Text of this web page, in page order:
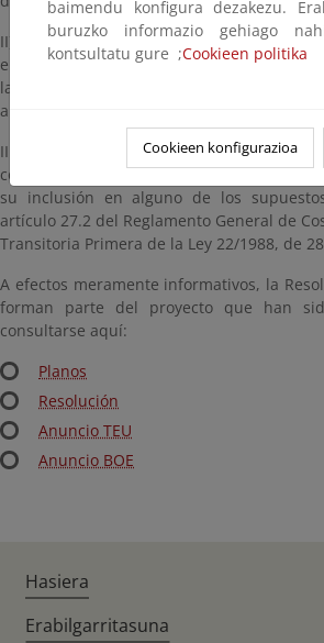
II) Ordenar al Servicio Provincial de
en Tarragona que inicie las actuaciones
las situaciones jurídicas registrales
aprobado.
III) Otorgar el plazo de un (1) año para
concesión a aquellos titulares de terrenos
su inclusión en alguno de los
artículo 27.2 del Reglamento General de
Transitoria Primera de la Ley 22/1988, de
A efectos meramente informativos, la
forman parte del proyecto que han
consultarse aquí:
Planos
Resolución
Anuncio TEU
Anuncio BOE
baimendu konfigura dezakezu.
buruzko informazio gehiago
kontsultatu gure ;Cookieen politika
Cookieen konfigurazioa
Hasiera
Erabilgarritasuna